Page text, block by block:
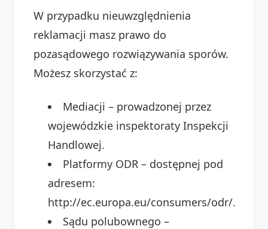
W przypadku nieuwzględnienia
reklamacji masz prawo do
pozasądowego rozwiązywania sporów.
Możesz skorzystać z:
Mediacji – prowadzonej przez
wojewódzkie inspektoraty Inspekcji
Handlowej.
Platformy ODR – dostępnej pod
adresem:
http://ec.europa.eu/consumers/odr/.
Sądu polubownego –